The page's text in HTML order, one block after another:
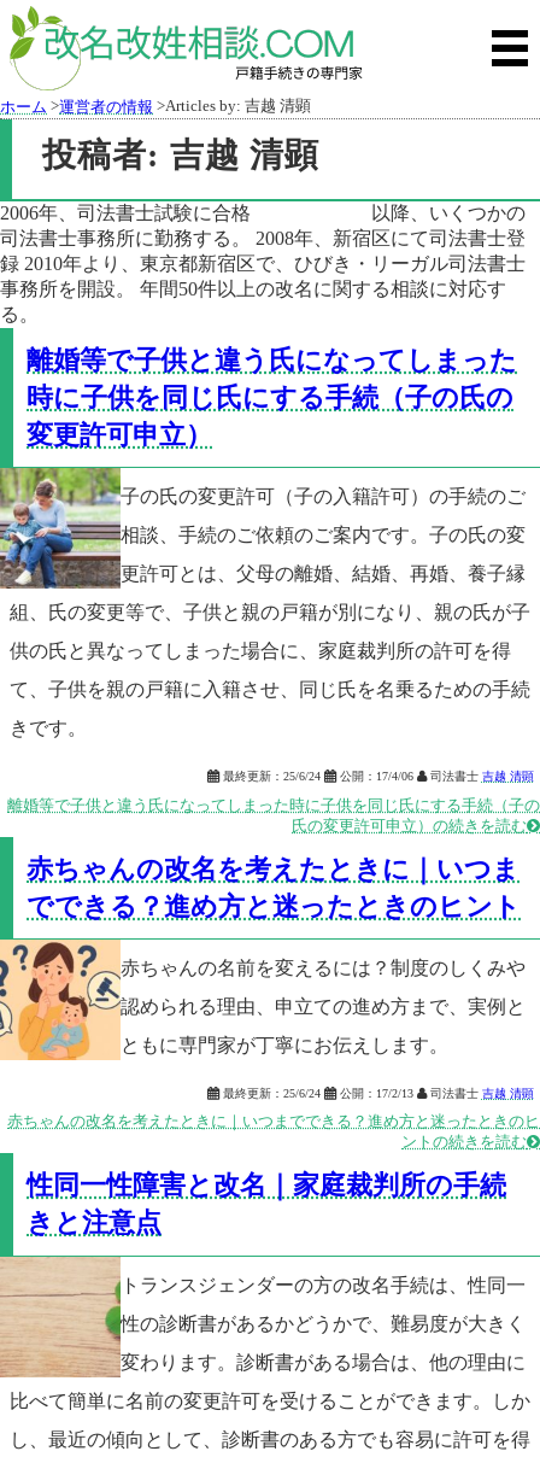
ホーム >運営者の情報 >Articles by: 吉越 清顕
投稿者: 吉越 清顕
2006年、司法書士試験に合格 以降、いくつかの
司法書士事務所に勤務する。 2008年、新宿区にて司法書士登
録 2010年より、東京都新宿区で、ひびき・リーガル司法書士
事務所を開設。 年間50件以上の改名に関する相談に対応す
る。
離婚等で子供と違う氏になってしまった
時に子供を同じ氏にする手続（子の氏の
変更許可申立）
子の氏の変更許可（子の入籍許可）の手続のご
相談、手続のご依頼のご案内です。子の氏の変
更許可とは、父母の離婚、結婚、再婚、養子縁
組、氏の変更等で、子供と親の戸籍が別になり、親の氏が子
供の氏と異なってしまった場合に、家庭裁判所の許可を得
て、子供を親の戸籍に入籍させ、同じ氏を名乗るための手続
きです。
 最終更新： 25/6/24  公開： 17/4/06 司法書士 吉越 清顕
離婚等で子供と違う氏になってしまった時に子供を同じ氏にする手続（子の
氏の変更許可申立）の続きを読む
赤ちゃんの改名を考えたときに｜いつま
でできる？進め方と迷ったときのヒント
赤ちゃんの名前を変えるには？制度のしくみや
認められる理由、申立ての進め方まで、実例と
ともに専門家が丁寧にお伝えします。
最終更新： 25/6/24 公開： 17/2/13 司法書士 吉越 清顕
赤ちゃんの改名を考えたときに｜いつまでできる？進め方と迷ったときのヒ
ントの続きを読む
性同一性障害と改名｜家庭裁判所の手続
きと注意点
トランスジェンダーの方の改名手続は、性同一
性の診断書があるかどうかで、難易度が大きく
変わります。診断書がある場合は、他の理由に
比べて簡単に名前の変更許可を受けることができます。しか
し、最近の傾向として、診断書のある方でも容易に許可を得